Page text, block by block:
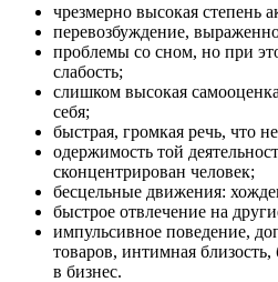
чрезмерно высокая степень
перевозбуждение,
проблемы со сном, но при
слабость;
слишком высокая
себя;
быстрая, громкая речь, что
одержимость той
сконцентрирован человек;
бесцельные движения:
быстрое отвлечение на
импульсивное поведение,
товаров, интимная
в бизнес.